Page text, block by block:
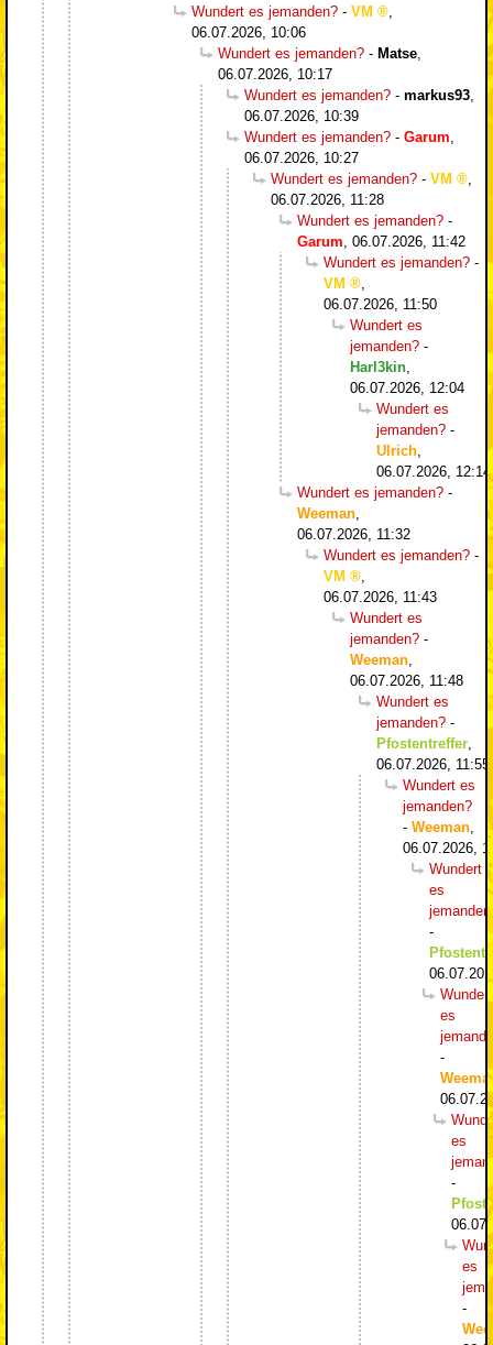
Wundert es jemanden? - VM
06.07.2026, 10:06
Wundert es jemanden? - Matse
06.07.2026, 10:17
Wundert es jemanden? - markus93
06.07.2026, 10:39
Wundert es jemanden? - Garum
06.07.2026, 10:27
Wundert es jemanden? - VM
06.07.2026, 11:28
Wundert es jemanden? -
Garum 06.07.2026, 11:42
Wundert es jemanden? -
VM
06.07.2026, 11:50
Wundert es
jemanden? -
Harl3kin
06.07.2026, 12:04
Wundert es
jemanden? -
Ulrich
06.07.2026, 12:14
Wundert es jemanden? -
Weeman
06.07.2026, 11:32
Wundert es jemanden? -
VM
06.07.2026, 11:43
Wundert es
jemanden? -
Weeman
06.07.2026, 11:48
Wundert es
jemanden? -
Pfostentreffer
06.07.2026, 11:55
Wundert es
jemanden?
- Weeman
06.07.2026,
Wundert
es
-
Wundert
es
-
es
-
es
-